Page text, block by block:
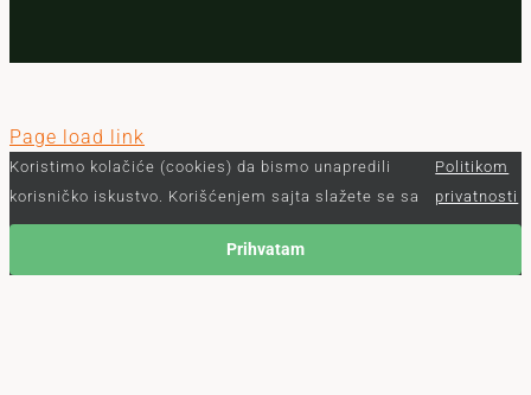
Page load link
Koristimo kolačiće (cookies) da bismo unapredili
korisničko iskustvo. Korišćenjem sajta slažete se sa
Politikom
privatnosti
Prihvatam